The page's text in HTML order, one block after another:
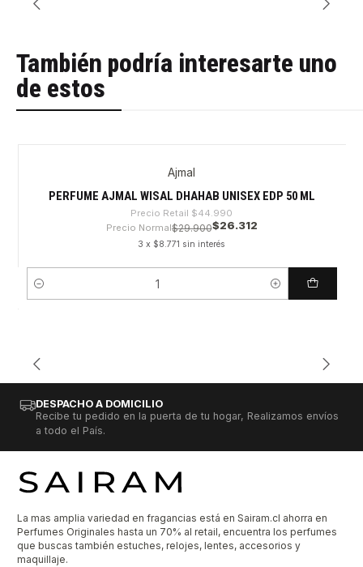
También podría interesarte uno
de estos
Ajmal
PERFUME AJMAL WISAL DHAHAB UNISEX EDP 50 ML
Precio Retail $44.990
Precio Normal$29.900$26.312
3 x $8.771 sin interés
Cantidad
DESPACHO A DOMICILIO
Recibe tu pedido en la puerta de tu hogar, Realizamos envíos
a todo el País.
La mas amplia variedad en fragancias está en Sairam.cl ahorra en
Perfumes Originales hasta un 70% al retail, encuentra los perfumes
que buscas también estuches, relojes, lentes, accesorios y
maquillaje.